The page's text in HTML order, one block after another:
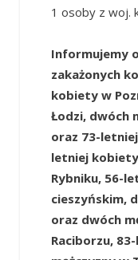
1 osoby z woj.
Informujemy
zakażonych
kobiety w
Łodzi, dwóch
oraz 73-
letniej
Rybniku, 56-
cieszyńskim,
oraz dwóch
Raciborzu,